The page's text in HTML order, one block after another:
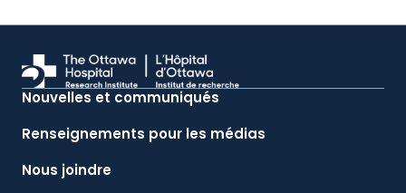
Nouvelles et communiqués
Renseignements pour les médias
Nous joindre